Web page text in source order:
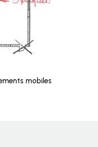
mobiles